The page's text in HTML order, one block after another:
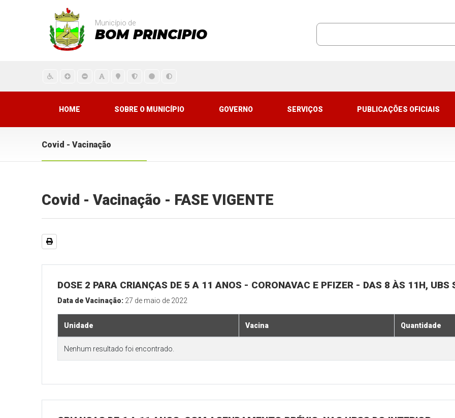
Município de
BOM PRINCIPIO
HOME SOBRE O MUNICÍPIO GOVERNO SERVIÇOS PUBLICAÇÕES OFICIAIS
Covid - Vacinação
Covid - Vacinação - FASE VIGENTE
DOSE 2 PARA CRIANÇAS DE 5 A 11 ANOS - CORONAVAC E PFIZER - DAS 8 ÀS 11H, UBS
Data de Vacinação: 27 de maio de 2022
Unidade Vacina Quantidade
Nenhum resultado foi encontrado.